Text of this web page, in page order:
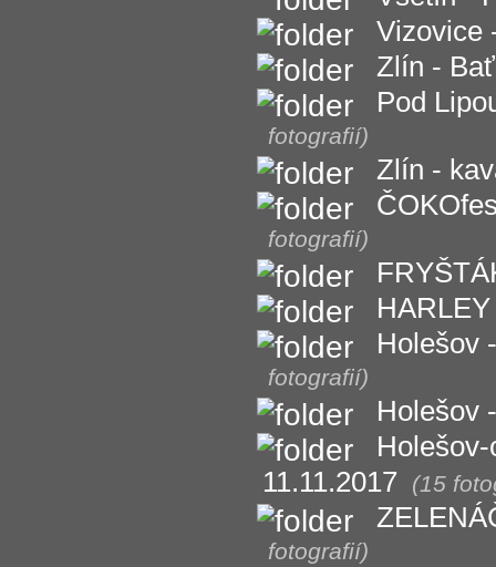
Vizovice
Zlín -
Pod
fotografií)
Zlín -
fotografií)
Holešov
fotografií)
Holešov
11.11.2017
(15
fotografií)